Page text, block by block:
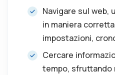
Navigare sul web,
in maniera
impostazioni,
Cercare
tempo, sfruttando